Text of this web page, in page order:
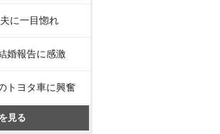
に一目惚れ
婚報告に感激
トヨタ車に興奮
見る